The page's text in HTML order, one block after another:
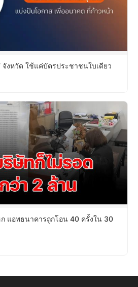
งหวัด ใช้แค่บัตรประชาชนใบเดียว
แอพธนาคารถูกโอน 40 ครั้งใน 30